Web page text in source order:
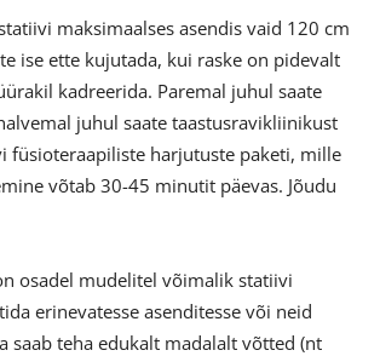
maksimaalses asendis vaid 120 cm
ise ette kujutada, kui raske on pidevalt
kadreerida. Paremal juhul saate
juhul saate taastusravikliinikust
füsioteraapiliste harjutuste paketi, mille
võtab 30-45 minutit päevas. Jõudu
osadel mudelitel võimalik statiivi
erinevatesse asenditesse või neid
saab teha edukalt madalalt võtted (nt